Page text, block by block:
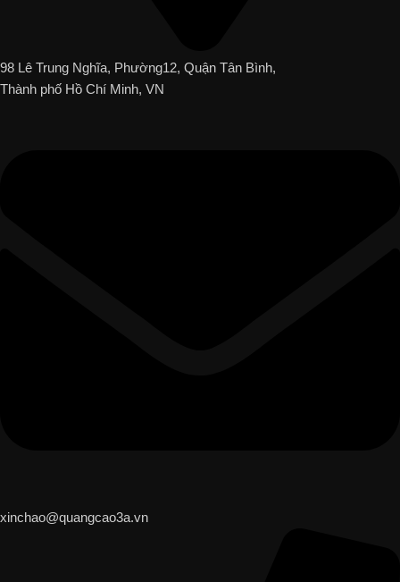
98 Lê Trung Nghĩa, Phường12, Quận Tân Bình,
Thành phố Hồ Chí Minh, VN
xinchao@quangcao3a.vn